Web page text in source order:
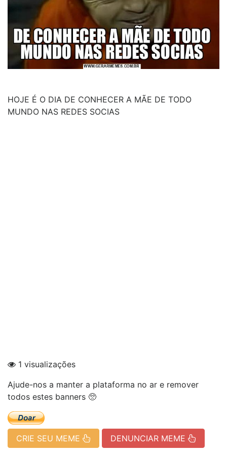
HOJE É O DIA DE CONHECER A MÃE DE TODO
MUNDO NAS REDES SOCIAS
1 visualizações
Ajude-nos a manter a plataforma no ar e remover
todos estes banners 🥺
CRIE SEU MEME DENUNCIAR MEME